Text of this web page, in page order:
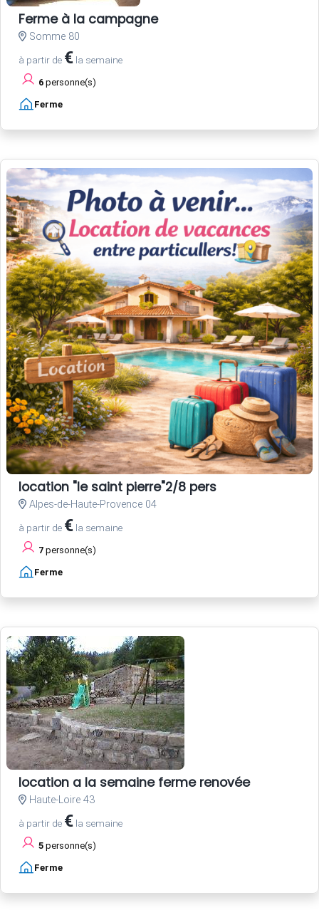
Ferme à la campagne
Somme 80
à partir de € la semaine
6 personne(s)
Ferme
location "le saint pierre"2/8 pers
Alpes-de-Haute-Provence 04
à partir de € la semaine
7 personne(s)
Ferme
location a la semaine ferme renovée
Haute-Loire 43
à partir de € la semaine
5 personne(s)
Ferme